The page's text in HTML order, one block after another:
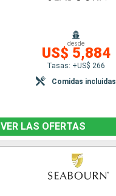
desde
US$ 5,884
Tasas: +US$ 266
Comidas incluidas
VER LAS OFERTAS